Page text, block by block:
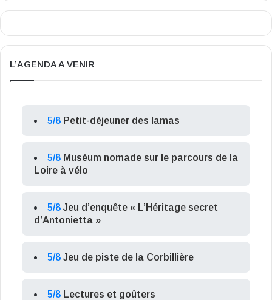
L’AGENDA A VENIR
5/8 Petit-déjeuner des lamas
5/8 Muséum nomade sur le parcours de la
Loire à vélo
5/8 Jeu d’enquête « L’Héritage secret
d’Antonietta »
5/8 Jeu de piste de la Corbillière
5/8 Lectures et goûters